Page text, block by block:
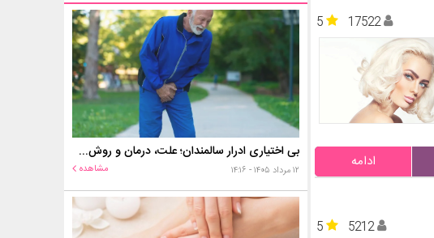
5
17522
ادامه
5
5212
بی اختیاری ادرار سالمندان؛ علت، درمان و روش‌های کنترل در منزل
۱۲ مرداد ۱۴۰۵ - ۱۴:۱۶ مشاهده